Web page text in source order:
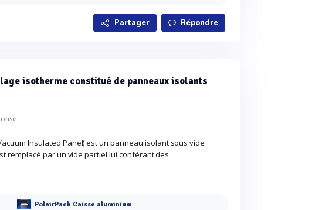
Partager Répondre
isotherme constitué de panneaux isolants
Insulated Panel) est un panneau isolant sous vide
remplacé par un vide partiel lui conférant des
PolairPack Caisse aluminium